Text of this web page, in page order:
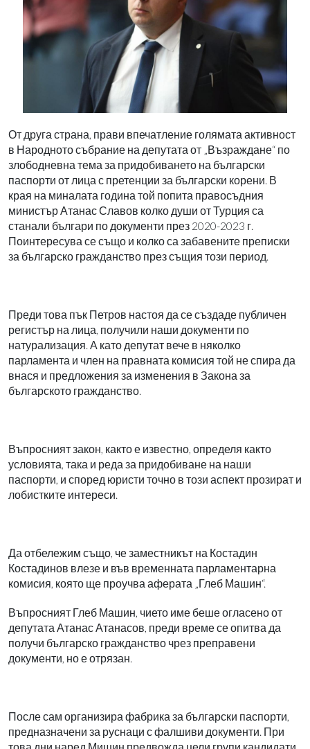
От друга страна, прави впечатление голямата активност
в Народното събрание на депутата от „Възраждане“ по
злободневна тема за придобиването на български
паспорти от лица с претенции за български корени. В
края на миналата година той попита правосъдния
министър Атанас Славов колко души от Турция са
станали българи по документи през 2020-2023 г.
Поинтересува се също и колко са забавените преписки
за българско гражданство през същия този период.
Преди това пък Петров настоя да се създаде публичен
регистър на лица, получили наши документи по
натурализация. А като депутат вече в няколко
парламента и член на правната комисия той не спира да
внася и предложения за изменения в Закона за
българското гражданство.
Въпросният закон, както е известно, определя както
условията, така и реда за придобиване на наши
паспорти, и според юристи точно в този аспект прозират и
лобистките интереси.
Да отбележим също, че заместникът на Костадин
Костадинов влезе и във временната парламентарна
комисия, която ще проучва аферата „Глеб Машин“.
Въпросният Глеб Машин, чието име беше огласено от
депутата Атанас Атанасов, преди време се опитва да
получи българско гражданство чрез преправени
документи, но е отрязан.
После сам организира фабрика за български паспорти,
предназначени за руснаци с фалшиви документи. При